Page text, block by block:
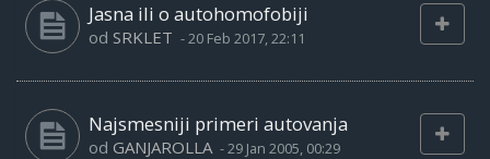
Jasna ili o autohomofobiji
od SRKLET -20 Feb 2017, 22:11
Najsmesniji primeri autovanja
od GANJAROLLA -29 Jan 2005, 00:29